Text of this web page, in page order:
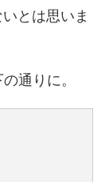
とは思いま
通りに。